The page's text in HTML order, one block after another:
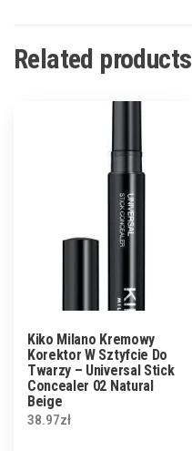
Related products
Kiko Milano Kremowy
Korektor W Sztyfcie Do
Twarzy – Universal Stick
Concealer 02 Natural
Beige
38.97zł